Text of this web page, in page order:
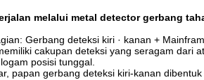
melalui metal detector gerbang
Gerbang deteksi kiri · kanan +
cakupan deteksi yang seragam dari
posisi tunggal.
papan gerbang deteksi kiri-kanan